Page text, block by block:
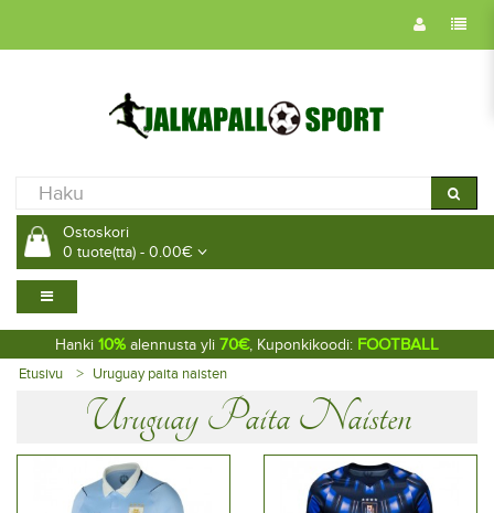
Ostoskori
0 tuote(tta) - 0.00€
Hanki 10% alennusta yli 70€, Kuponkikoodi: FOOTBALL
Etusivu Uruguay paita naisten
Uruguay Paita Naisten